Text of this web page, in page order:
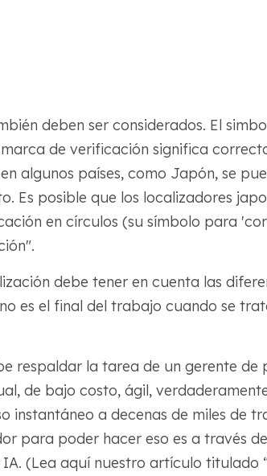
deben ser considerados. El
de verificación significa
algunos países, como Japón, se
Es posible que los localizadores
en círculos (su símbolo para
debe tener en cuenta las
es el final del trabajo cuando se
respaldar la tarea de un gerente
de bajo costo, ágil,
instantáneo a decenas de miles de
para poder hacer eso es a través
(Lea aquí nuestro artículo titulado